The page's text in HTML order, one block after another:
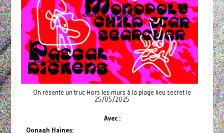
On résente un truc Hors les murs à la plage lieu secret le
25/05/2025
Avec :
Oonagh Haines: